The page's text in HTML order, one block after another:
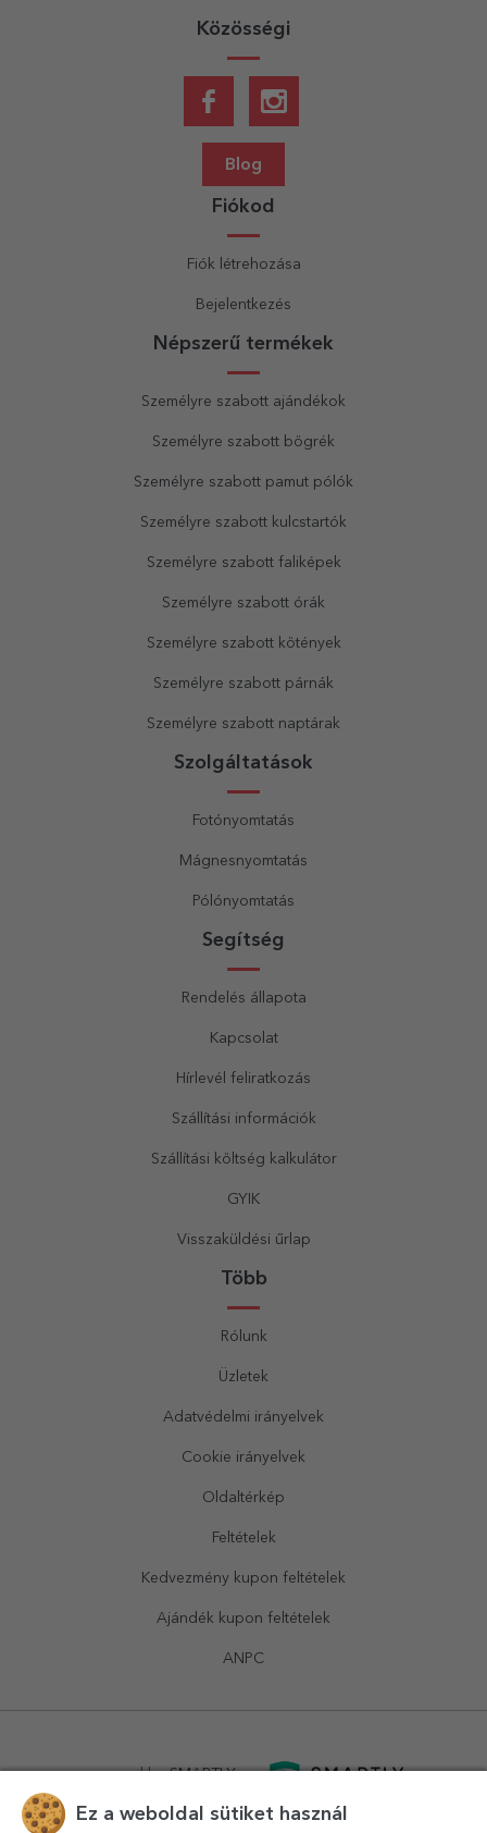
Közösségi
Blog
Fiókod
Fiók létrehozása
Bejelentkezés
Népszerű termékek
Személyre szabott ajándékok
Személyre szabott bögrék
Személyre szabott pamut pólók
Személyre szabott kulcstartók
Személyre szabott faliképek
Személyre szabott órák
Személyre szabott kötények
Személyre szabott párnák
Személyre szabott naptárak
Szolgáltatások
Fotónyomtatás
Mágnesnyomtatás
Pólónyomtatás
Segítség
Rendelés állapota
Kapcsolat
Hírlevél feliratkozás
Szállítási információk
Szállítási költség kalkulátor
GYIK
Visszaküldési űrlap
Több
Rólunk
Üzletek
Adatvédelmi irányelvek
Cookie irányelvek
Oldaltérkép
Feltételek
Kedvezmény kupon feltételek
Ajándék kupon feltételek
ANPC
powered bySMARTLY.ro
Ez a weboldal sütiket használ